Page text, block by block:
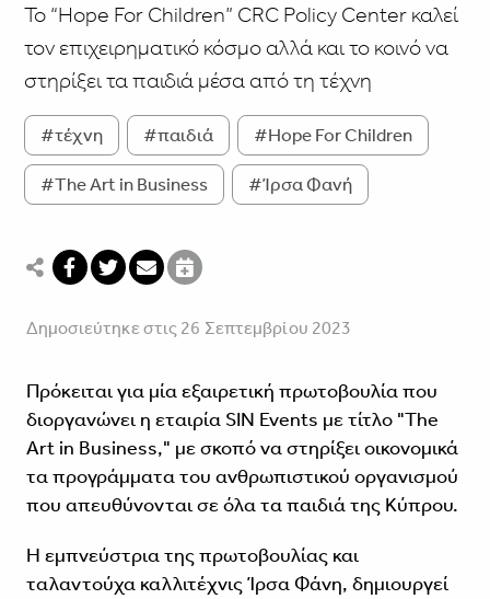
To “Hope For Children” CRC Policy Center καλεί
τον επιχειρηματικό κόσμο αλλά και το κοινό να
στηρίξει τα παιδιά μέσα από τη τέχνη
#τέχνη #παιδιά #Hope For Children
#The Art in Business #Ίρσα Φανή
Δημοσιεύτηκε στις 26 Σεπτεμβρίου 2023
Πρόκειται για μία εξαιρετική πρωτοβουλία που
διοργανώνει η εταιρία SIN Events με τίτλο "The
Art in Business," με σκοπό να στηρίξει οικονομικά
τα προγράμματα του ανθρωπιστικού οργανισμού
που απευθύνονται σε όλα τα παιδιά της Κύπρου.
Η εμπνεύστρια της πρωτοβουλίας και
ταλαντούχα καλλιτέχνις Ίρσα Φάνη, δημιουργεί